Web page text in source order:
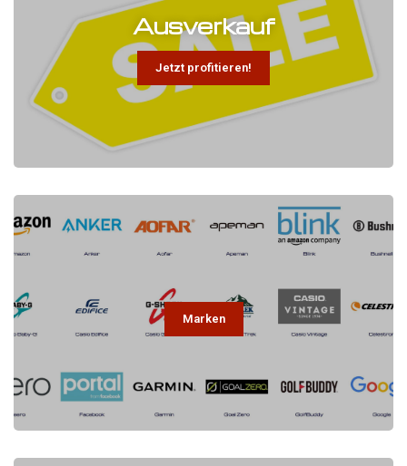
Ausverkauf
Jetzt profitieren!
Marken